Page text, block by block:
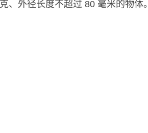
、外径长度不超过 80 毫米的物体。